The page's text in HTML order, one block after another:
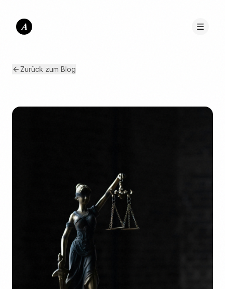
A
Zurück zum Blog